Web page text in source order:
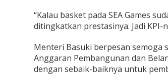
“Kalau basket pada SEA Games
ditingkatkan prestasinya. Jadi
Menteri Basuki berpesan semoga
Anggaran Pembangunan dan
dengan sebaik-baiknya untuk